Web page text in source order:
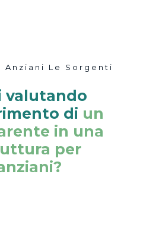
Anziani Le Sorgenti
valutando
di un
in una
per